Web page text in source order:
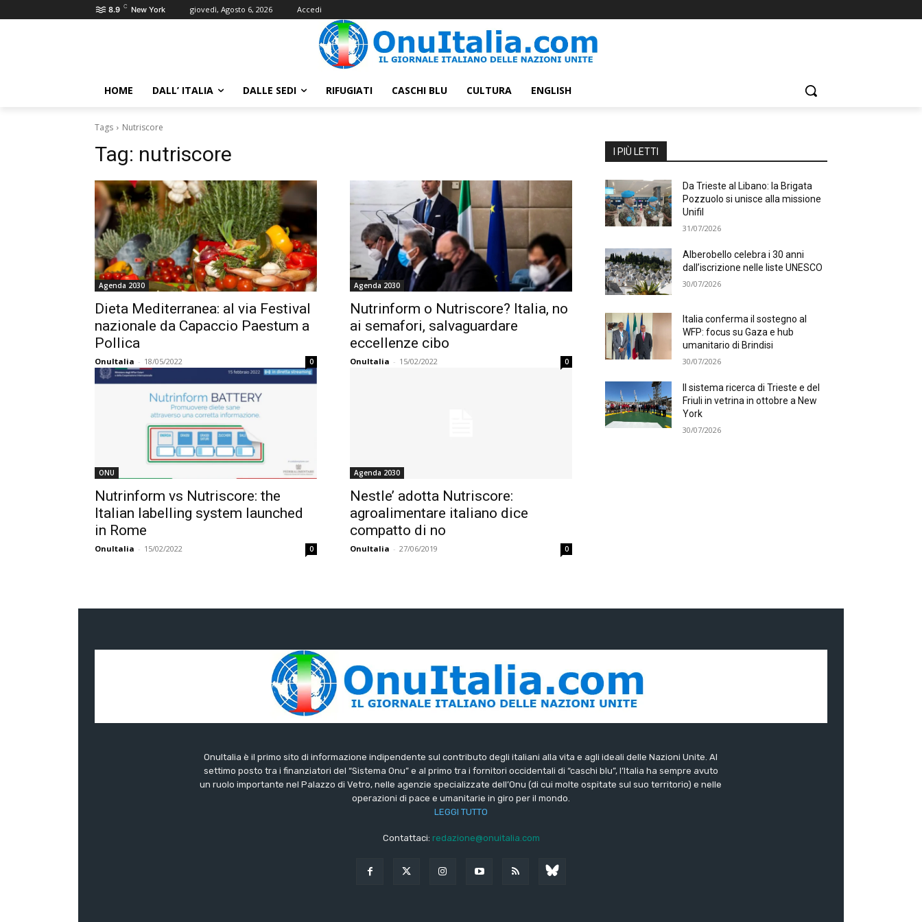
8.9 C New York giovedì, Agosto 6, 2026 Accedi
HOME DALL’ ITALIA DALLE SEDI RIFUGIATI CASCHI BLU CULTURA ENGLISH
Tags Nutriscore
Tag: nutriscore
Agenda 2030
Dieta Mediterranea: al via Festival
nazionale da Capaccio Paestum a
Pollica
OnuItalia - 18/05/2022 0
Agenda 2030
Nutrinform o Nutriscore? Italia, no
ai semafori, salvaguardare
eccellenze cibo
OnuItalia - 15/02/2022 0
ONU
Nutrinform vs Nutriscore: the
Italian labelling system launched
in Rome
OnuItalia - 15/02/2022 0
Agenda 2030
Nestle’ adotta Nutriscore:
agroalimentare italiano dice
compatto di no
OnuItalia - 27/06/2019 0
I PIÙ LETTI
Da Trieste al Libano: la Brigata
Pozzuolo si unisce alla missione
Unifil
31/07/2026
Alberobello celebra i 30 anni
dall’iscrizione nelle liste UNESCO
30/07/2026
Italia conferma il sostegno al
WFP: focus su Gaza e hub
umanitario di Brindisi
30/07/2026
Il sistema ricerca di Trieste e del
Friuli in vetrina in ottobre a New
York
30/07/2026
OnuItalia è il primo sito di informazione indipendente sul contributo degli italiani alla vita e agli ideali delle Nazioni Unite. Al
settimo posto tra i finanziatori del “Sistema Onu” e al primo tra i fornitori occidentali di “caschi blu”, l’Italia ha sempre avuto
un ruolo importante nel Palazzo di Vetro, nelle agenzie specializzate dell’Onu (di cui molte ospitate sul suo territorio) e nelle
operazioni di pace e umanitarie in giro per il mondo.
LEGGI TUTTO
Contattaci: redazione@onuitalia.com